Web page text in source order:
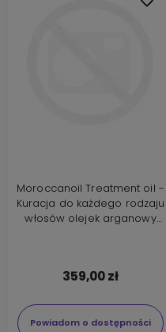
Moroccanoil Treatment oil -
Kuracja do każdego rodzaju
włosów olejek arganowy
359,00 zł
Powiadom o dostępności